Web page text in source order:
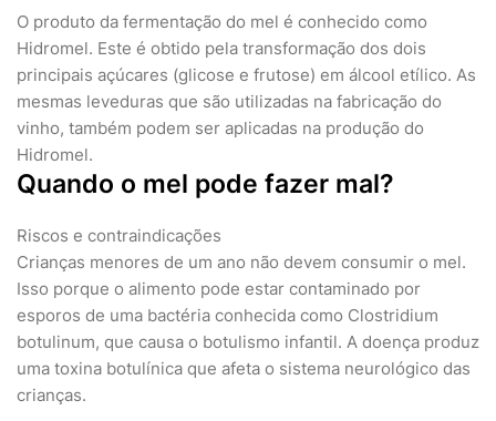
O produto da fermentação do mel é conhecido como
Hidromel. Este é obtido pela transformação dos dois
principais açúcares (glicose e frutose) em álcool etílico. As
mesmas leveduras que são utilizadas na fabricação do
vinho, também podem ser aplicadas na produção do
Hidromel.
Quando o mel pode fazer mal?
Riscos e contraindicações
Crianças menores de um ano não devem consumir o mel.
Isso porque o alimento pode estar contaminado por
esporos de uma bactéria conhecida como Clostridium
botulinum, que causa o botulismo infantil. A doença produz
uma toxina botulínica que afeta o sistema neurológico das
crianças.